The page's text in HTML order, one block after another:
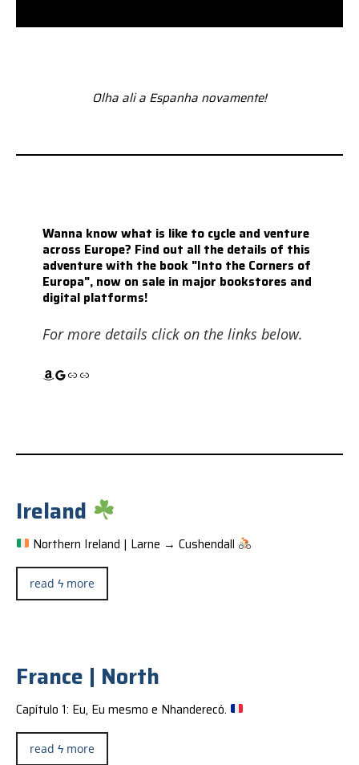
Olha ali a Espanha novamente!
Wanna know what is like to cycle and venture
across Europe? Find out all the details of this
adventure with the book "Into the Corners of
Europa", now on sale in major bookstores and
digital platforms!
For more details click on the links below.
Amazon Google Link Link
Ireland
Northern Ireland | Larne → Cushendall
read ϟ more
France | North
Capítulo 1: Eu, Eu mesmo e Nhanderecó.
read ϟ more